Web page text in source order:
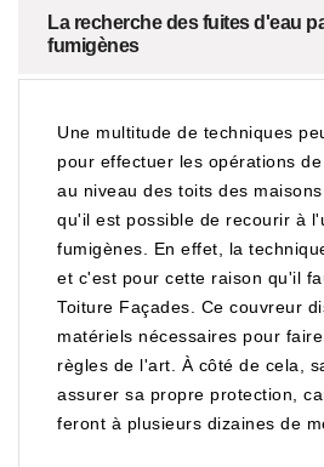
La recherche des fuites d'eau
fumigènes
Une multitude de techniques
pour effectuer les opérations
au niveau des toits des
qu'il est possible de recourir à
fumigènes. En effet, la
et c'est pour cette raison qu'il
Toiture Façades. Ce couvreur
matériels nécessaires pour
règles de l'art. À côté de cela,
assurer sa propre protection,
feront à plusieurs dizaines de